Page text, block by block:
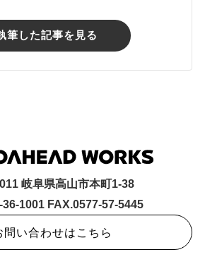
筆した記事を見る
岐阜県高山市本町1-38
1001 FAX.0577-57-5445
問い合わせはこちら